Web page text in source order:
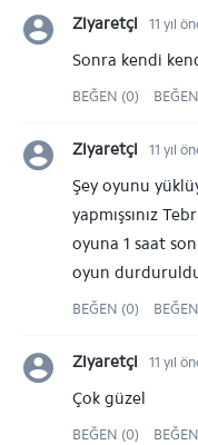
Ziyaretçi 11 yıl
Sonra kendi
BEĞEN (0)
Ziyaretçi 11 yıl
Şey oyunu
yapmışsınız
oyuna 1 saat
oyun
BEĞEN (0)
Ziyaretçi 11 yıl
Çok güzel
BEĞEN (0)